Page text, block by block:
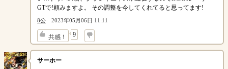
GTで!頼みますよ。 その調整を今してくれてると思ってます!
8公 2023年05月06日 11:11
共感！ 9
↓
サーホー